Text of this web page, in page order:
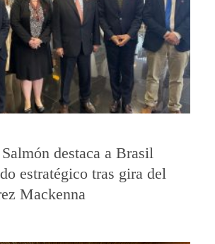
destaca a Brasil
estratégico tras gira del
Mackenna